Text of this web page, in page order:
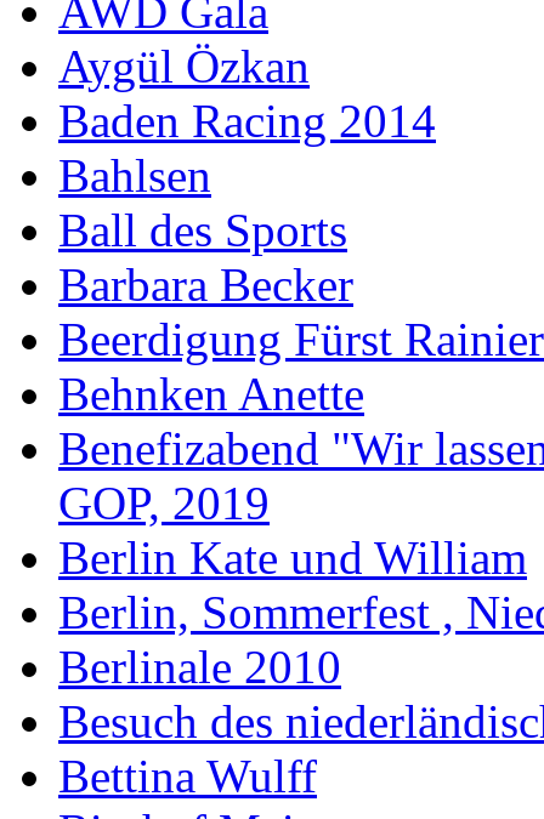
AWD Gala
Aygül Özkan
Baden Racing 2014
Bahlsen
Ball des Sports
Barbara Becker
Beerdigung Fürst Rainier
Behnken Anette
Benefizabend "Wir
GOP, 2019
Berlin Kate und William
Berlin, Sommerfest ,
Berlinale 2010
Besuch des
Bettina Wulff